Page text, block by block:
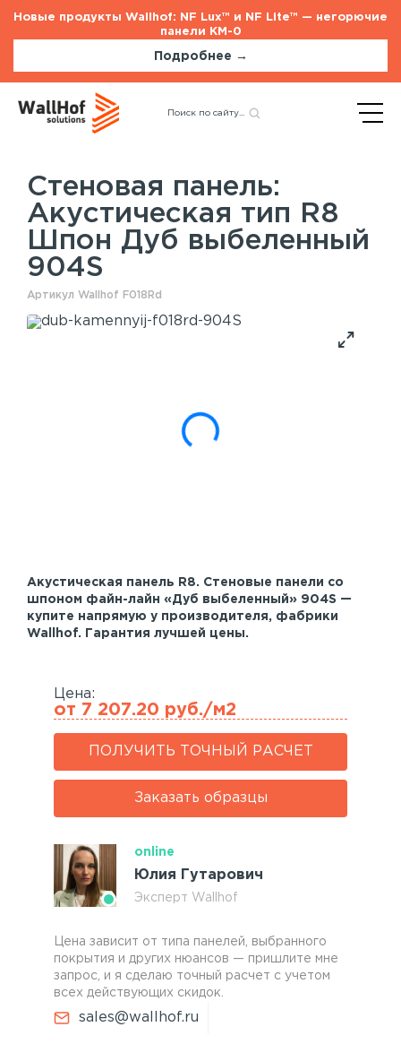
Новые продукты Wallhof: NF Lux™ и NF Lite™ — негорючие
панели КМ-0
Подробнее →
Стеновые панели
Шпонированные панели
Акустические панели
Услуги
Монтаж акустических панелей
Назад
Акустические панели
Стеновая панель:
Акустическая тип R8
Шпон Дуб выбеленный
904S
Артикул Wallhof F018Rd
Акустическая панель R8. Стеновые панели со
шпоном файн-лайн «Дуб выбеленный» 904S —
купите напрямую у производителя, фабрики
Wallhof. Гарантия лучшей цены.
Цена:
от 7 207.20 руб./м2
ПОЛУЧИТЬ ТОЧНЫЙ РАСЧЕТ
Заказать образцы
online
Юлия Гутарович
Эксперт Wallhof
Цена зависит от типа панелей, выбранного
покрытия и других нюансов — пришлите мне
запрос, и я сделаю точный расчет с учетом
всех действующих скидок.
sales@wallhof.ru